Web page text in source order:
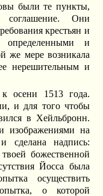
были те пункты,
Они
крестьян и
определенными и
же мере возникала
нерешительным и
осени 1513 года.
и для того чтобы
в Хейльбронн.
изображениями на
сделана надпись:
божественной
Йосса была
осуществить
о которой